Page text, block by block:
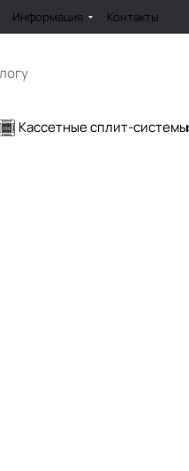
Информация Контакты
Кассетные сплит-системы